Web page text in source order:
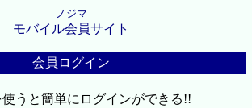
ノジマ
モバイル会員サイト
会員ログイン
うと簡単にログインができる!!